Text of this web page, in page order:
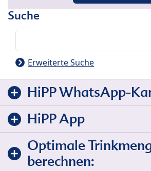
Suche
Erweiterte Suche
HiPP WhatsApp-
HiPP App
Optimale
berechnen: